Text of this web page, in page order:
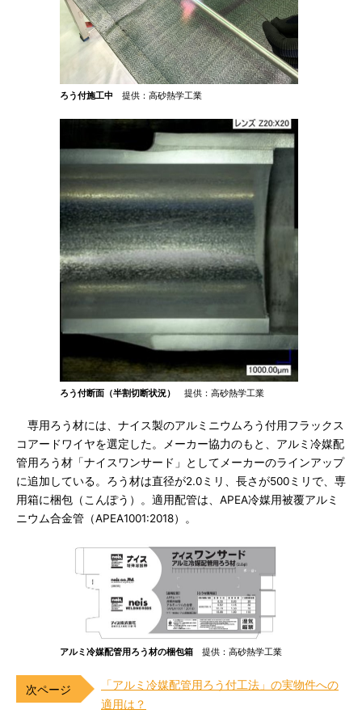
ろう付施工中 提供：高砂熱学工業
ろう付断面（半割切断状況） 提供：高砂熱学工業
専用ろう材には、ナイス製のアルミニウムろう付用フラックス
コアードワイヤを選定した。メーカー協力のもと、アルミ冷媒配
管用ろう材「ナイスワンサード」としてメーカーのラインアップ
に追加している。ろう材は直径が2.0ミリ、長さが500ミリで、専
用箱に梱包（こんぽう）。適用配管は、APEA冷媒用被覆アルミ
ニウム合金管（APEA1001:2018）。
アルミ冷媒配管用ろう材の梱包箱 提供：高砂熱学工業
「アルミ冷媒配管用ろう付工法」の実物件への
適用は？